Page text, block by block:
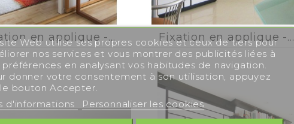
en applique -... Fixation en applique -...
Web utilise ses propres cookies et ceux de tiers pour
nos services et vous montrer des publicités liées à
préférences en analysant vos habitudes de navigation.
donner votre consentement à son utilisation, appuyez
bouton Accepter.
d'informations
Personnaliser les cookies